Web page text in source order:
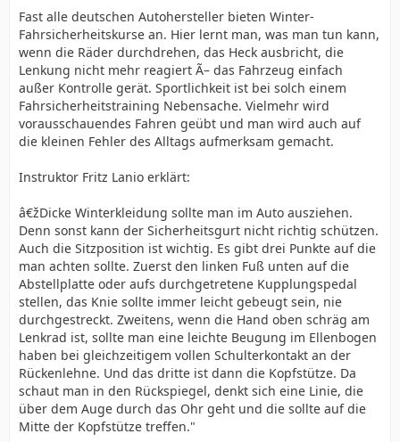
Fast alle deutschen Autohersteller bieten Winter-
Fahrsicherheitskurse an. Hier lernt man, was man tun kann,
wenn die Räder durchdrehen, das Heck ausbricht, die
Lenkung nicht mehr reagiert Ã– das Fahrzeug einfach
außer Kontrolle gerät. Sportlichkeit ist bei solch einem
Fahrsicherheitstraining Nebensache. Vielmehr wird
vorausschauendes Fahren geübt und man wird auch auf
die kleinen Fehler des Alltags aufmerksam gemacht.
Instruktor Fritz Lanio erklärt:
â€žDicke Winterkleidung sollte man im Auto ausziehen.
Denn sonst kann der Sicherheitsgurt nicht richtig schützen.
Auch die Sitzposition ist wichtig. Es gibt drei Punkte auf die
man achten sollte. Zuerst den linken Fuß unten auf die
Abstellplatte oder aufs durchgetretene Kupplungspedal
stellen, das Knie sollte immer leicht gebeugt sein, nie
durchgestreckt. Zweitens, wenn die Hand oben schräg am
Lenkrad ist, sollte man eine leichte Beugung im Ellenbogen
haben bei gleichzeitigem vollen Schulterkontakt an der
Rückenlehne. Und das dritte ist dann die Kopfstütze. Da
schaut man in den Rückspiegel, denkt sich eine Linie, die
über dem Auge durch das Ohr geht und die sollte auf die
Mitte der Kopfstütze treffen."